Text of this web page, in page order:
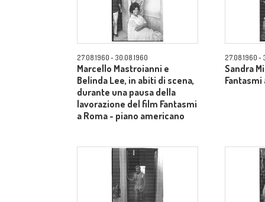
27.08.1960 - 30.08.1960
Marcello Mastroianni e
Belinda Lee, in abiti di scena,
durante una pausa della
lavorazione del film Fantasmi
a Roma - piano americano
27.08.1960 -
Sandra